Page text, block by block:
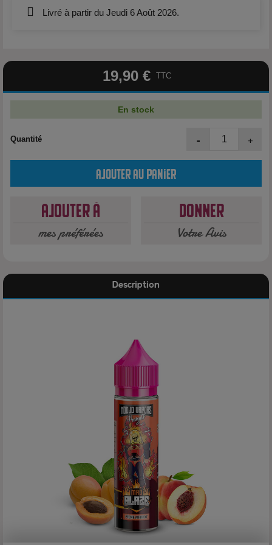
Livré à partir du Jeudi 6 Août 2026.
19,90 € TTC
En stock
Quantité - +
Ajouter au panier
Ajouter à
mes préférées
Donner
Votre Avis
Description